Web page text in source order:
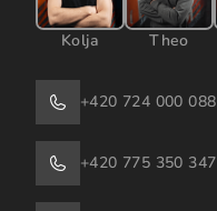
Kolja Theo
+420 724 000 088
+420 775 350 347